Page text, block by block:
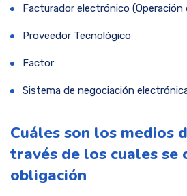
Facturador electrónico
Proveedor Tecnológico
Factor
Sistema de negociación
Cuáles son los medios
través de los cuales se
obligación